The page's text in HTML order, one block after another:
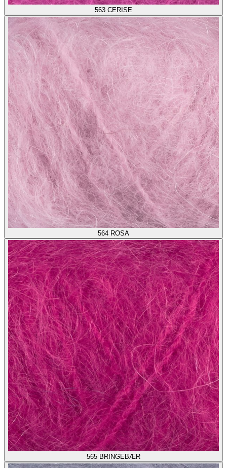
563 CERISE
564 ROSA
565 BRINGEBÆR